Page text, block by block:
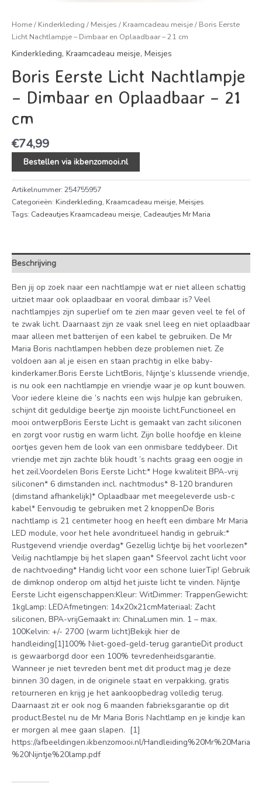
Home/ Kinderkleding / Meisjes / Kraamcadeau meisje/ Boris Eerste
Licht Nachtlampje – Dimbaar en Oplaadbaar – 21 cm
Kinderkleding, Kraamcadeau meisje, Meisjes
Boris Eerste Licht Nachtlampje
– Dimbaar en Oplaadbaar – 21
cm
€74,99
Bestellen via ikbenzomooi.nl
Artikelnummer: 254755957
Categorieën: Kinderkleding, Kraamcadeau meisje, Meisjes
Tags: Cadeautjes Kraamcadeau meisje, Cadeautjes Mr Maria
Beschrijving
Ben jij op zoek naar een nachtlampje wat er niet alleen schattig
uitziet maar ook oplaadbaar en vooral dimbaar is? Veel
nachtlampjes zijn superlief om te zien maar geven veel te fel of
te zwak licht. Daarnaast zijn ze vaak snel leeg en niet oplaadbaar
maar alleen met batterijen of een kabel te gebruiken. De Mr
Maria Boris nachtlampen hebben deze problemen niet. Ze
voldoen aan al je eisen en staan prachtig in elke baby-
kinderkamer.Boris Eerste LichtBoris, Nijntje’s klussende vriendje,
is nu ook een nachtlampje en vriendje waar je op kunt bouwen.
Voor iedere kleine die ’s nachts een wijs hulpje kan gebruiken,
schijnt dit geduldige beertje zijn mooiste licht.Functioneel en
mooi ontwerpBoris Eerste Licht is gemaakt van zacht siliconen
en zorgt voor rustig en warm licht. Zijn bolle hoofdje en kleine
oortjes geven hem de look van een onmisbare teddybeer. Dit
vriendje met zijn zachte blik houdt ’s nachts graag een oogje in
het zeil.Voordelen Boris Eerste Licht:* Hoge kwaliteit BPA-vrij
siliconen* 6 dimstanden incl. nachtmodus* 8-120 branduren
(dimstand afhankelijk)* Oplaadbaar met meegeleverde usb-c
kabel* Eenvoudig te gebruiken met 2 knoppenDe Boris
nachtlamp is 21 centimeter hoog en heeft een dimbare Mr Maria
LED module, voor het hele avondritueel handig in gebruik:*
Rustgevend vriendje overdag* Gezellig lichtje bij het voorlezen*
Veilig nachtlampje bij het slapen gaan* Sfeervol zacht licht voor
de nachtvoeding* Handig licht voor een schone luierTip! Gebruik
de dimknop onderop om altijd het juiste licht te vinden. Nijntje
Eerste Licht eigenschappen:Kleur: WitDimmer: TrappenGewicht:
1kgLamp: LEDAfmetingen: 14x20x21cmMateriaal: Zacht
siliconen, BPA-vrijGemaakt in: ChinaLumen min. 1 – max.
100Kelvin: +/- 2700 (warm licht)Bekijk hier de
handleiding[1]100% Niet-goed-geld-terug garantieDit product
is gewaarborgd door een 100% tevredenheidsgarantie.
Wanneer je niet tevreden bent met dit product mag je deze
binnen 30 dagen, in de originele staat en verpakking, gratis
retourneren en krijg je het aankoopbedrag volledig terug.
Daarnaast zit er ook nog 6 maanden fabrieksgarantie op dit
product.Bestel nu de Mr Maria Boris Nachtlamp en je kindje kan
er morgen al mee gaan slapen. [1]
https://afbeeldingen.ikbenzomooi.nl/Handleiding%20Mr%20Maria
%20Nijntje%20lamp.pdf